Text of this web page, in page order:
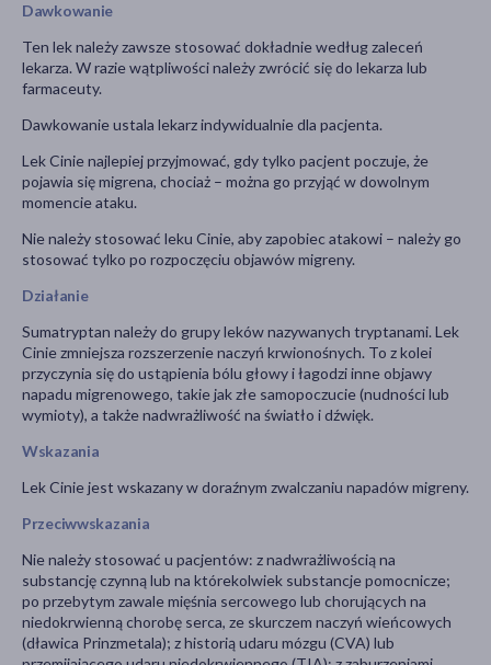
Dawkowanie
Ten lek należy zawsze stosować dokładnie według zaleceń
lekarza. W razie wątpliwości należy zwrócić się do lekarza lub
farmaceuty.
Dawkowanie ustala lekarz indywidualnie dla pacjenta.
Lek Cinie najlepiej przyjmować, gdy tylko pacjent poczuje, że
pojawia się migrena, chociaż – można go przyjąć w dowolnym
momencie ataku.
Nie należy stosować leku Cinie, aby zapobiec atakowi – należy go
stosować tylko po rozpoczęciu objawów migreny.
Działanie
Sumatryptan należy do grupy leków nazywanych tryptanami. Lek
Cinie zmniejsza rozszerzenie naczyń krwionośnych. To z kolei
przyczynia się do ustąpienia bólu głowy i łagodzi inne objawy
napadu migrenowego, takie jak złe samopoczucie (nudności lub
wymioty), a także nadwrażliwość na światło i dźwięk.
Wskazania
Lek Cinie jest wskazany w doraźnym zwalczaniu napadów migreny.
Przeciwwskazania
Nie należy stosować u pacjentów: z nadwrażliwością na
substancję czynną lub na którekolwiek substancje pomocnicze;
po przebytym zawale mięśnia sercowego lub chorujących na
niedokrwienną chorobę serca, ze skurczem naczyń wieńcowych
(dławica Prinzmetala); z historią udaru mózgu (CVA) lub